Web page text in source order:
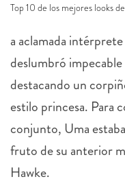
Top 10 de los mejores looks
a aclamada
deslumbró
destacando un
estilo princesa. Para
conjunto, Uma
fruto de su anterior
Hawke.